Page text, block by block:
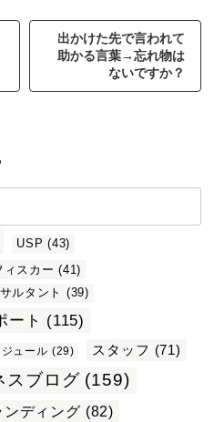
出かけた先で言われて
助かる言葉→忘れ物は
ないですか？
USP (43)
ィスカー (41)
ルタント (39)
ート (115)
ジュール (29) スタッフ (71)
スブログ (159)
ンディング (82)